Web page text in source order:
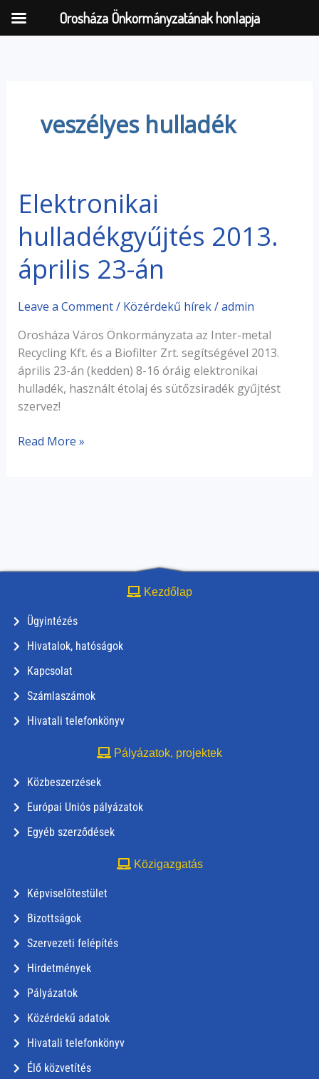
veszélyes hulladék
Elektronikai
hulladékgyűjtés 2013.
április 23-án
Leave a Comment/ Közérdekű hírek/admin
Orosháza Város Önkormányzata az Inter-metal
Recycling Kft. és a Biofilter Zrt. segítségével 2013.
április 23-án (kedden) 8-16 óráig elektronikai
hulladék, használt étolaj és sütőzsiradék gyűjtést
szervez!
Elektronikai
hulladékgyűjtés
2013.
április
23-
Read More »
Kezdőlap
Ügyintézés
Hivatalok, hatóságok
Kapcsolat
Számlaszámok
Hivatali telefonkönyv
Pályázatok, projektek
Közbeszerzések
Európai Uniós pályázatok
Egyéb szerződések
Közigazgatás
Képviselőtestület
Bizottságok
Szervezeti felépítés
Hirdetmények
Pályázatok
Közérdekű adatok
Hivatali telefonkönyv
Élő közvetítés
Orosháza Önkormányzatának honlapja